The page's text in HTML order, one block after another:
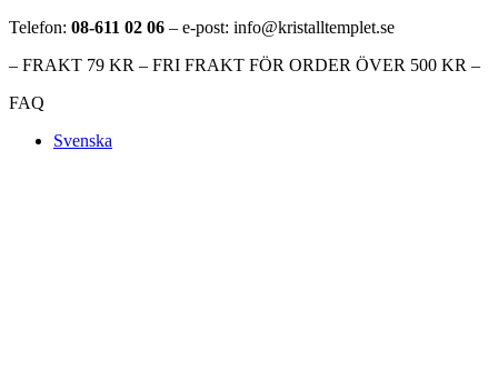
Telefon: 08-611 02 06 – e-post: info@kristalltemplet.se
– FRAKT 79 KR – FRI FRAKT FÖR ORDER ÖVER 500 KR –
FAQ
Svenska